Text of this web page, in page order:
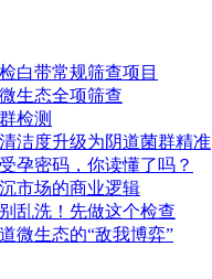
白带常规筛查项目
生态全项筛查
检测
洁度升级为阴道菌群精准
孕密码，你读懂了吗？
市场的商业逻辑
乱洗！先做这个检查
微生态的“敌我博弈”